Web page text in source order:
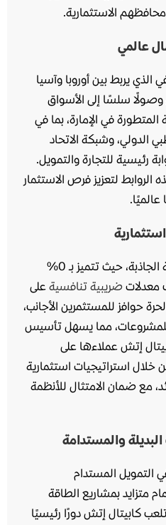
الاستثمارية.
عالمي
الذي يربط بين أوروبا وآسيا
وصولًا سلسًا إلى الأسواق
المتطورة في الإمارة، بما في
الدولي، وشبكة الاتحاد
رئيسية للتجارة والتمويل.
الروابط لتعزيز فرص الاستثمار
تُعرف أبوظبي ببيئتها الضريبية الجاذبة، حيث تتميز بـ 0%
معدلات ضريبية تنافسية على
حوافز للمستثمرين الأجانب،
للمشروعات، مما يسهل تأسيس
إتش عملاءها على
خلال استراتيجيات استثمارية
مع ضمان الامتثال للأنظمة
البديلة والمستدامة
التمويل المستدام
متزايد بمشاريع الطاقة
كابيتال إتش دورًا رئيسيًا